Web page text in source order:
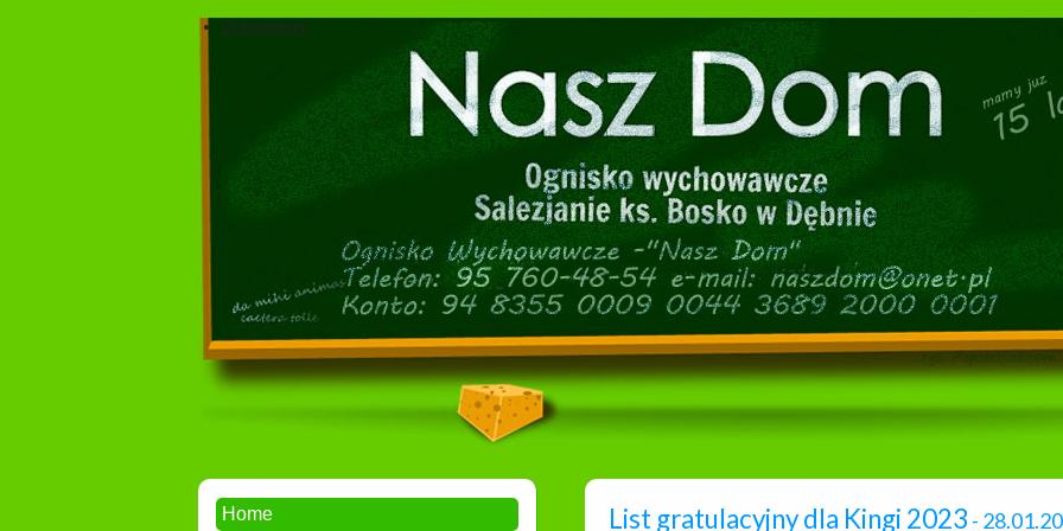
Dokumenty
Home List gratulacyjny dla Kingi 2023 -